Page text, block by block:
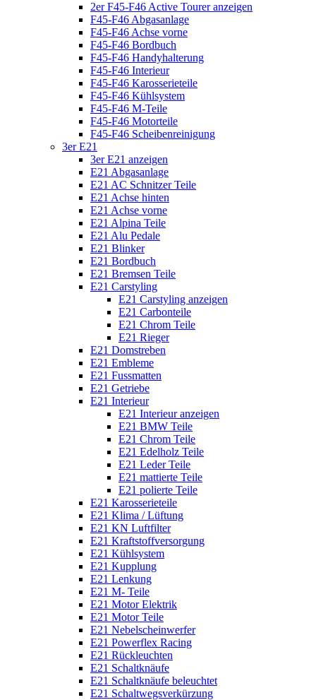
2er F45-F46 Active Tourer anzeigen
F45-F46 Abgasanlage
F45-F46 Achse vorne
F45-F46 Bordbuch
F45-F46 Handyhalterung
F45-F46 Interieur
F45-F46 Karosserieteile
F45-F46 Kühlsystem
F45-F46 M-Teile
F45-F46 Motorteile
F45-F46 Scheibenreinigung
3er E21
3er E21 anzeigen
E21 Abgasanlage
E21 AC Schnitzer Teile
E21 Achse hinten
E21 Achse vorne
E21 Alpina Teile
E21 Alu Pedale
E21 Blinker
E21 Bordbuch
E21 Bremsen Teile
E21 Carstyling
E21 Carstyling anzeigen
E21 Carbonteile
E21 Chrom Teile
E21 Rieger
E21 Domstreben
E21 Embleme
E21 Fussmatten
E21 Getriebe
E21 Interieur
E21 Interieur anzeigen
E21 BMW Teile
E21 Chrom Teile
E21 Edelholz Teile
E21 Leder Teile
E21 mattierte Teile
E21 polierte Teile
E21 Karosserieteile
E21 Klima / Lüftung
E21 KN Luftfilter
E21 Kraftstoffversorgung
E21 Kühlsystem
E21 Kupplung
E21 Lenkung
E21 M- Teile
E21 Motor Elektrik
E21 Motor Teile
E21 Nebelscheinwerfer
E21 Powerflex Racing
E21 Rückleuchten
E21 Schaltknäufe
E21 Schaltknäufe beleuchtet
E21 Schaltwegsverkürzung